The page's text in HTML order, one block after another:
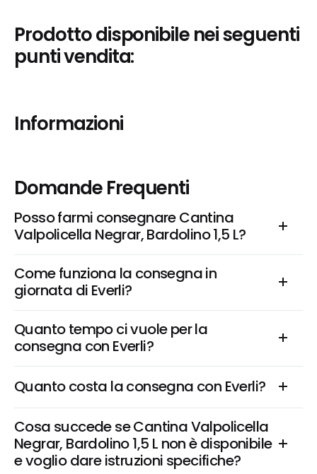
Prodotto disponibile nei seguenti
punti vendita:
Informazioni
Domande Frequenti
Posso farmi consegnare Cantina
Valpolicella Negrar, Bardolino 1,5 L?
Come funziona la consegna in
giornata di Everli?
Quanto tempo ci vuole per la
consegna con Everli?
Quanto costa la consegna con Everli?
Cosa succede se Cantina Valpolicella
Negrar, Bardolino 1,5 L non è disponibile
e voglio dare istruzioni specifiche?